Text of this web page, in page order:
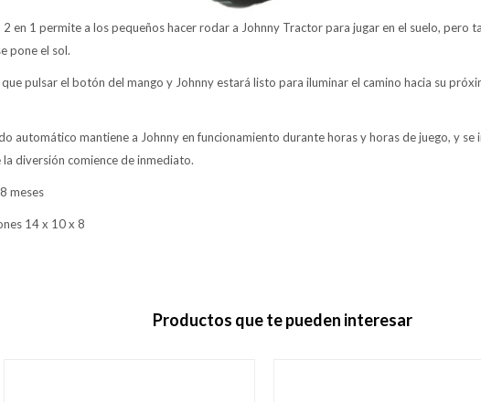
2 en 1 permite a los pequeños hacer rodar a Johnny Tractor para jugar en el suelo, pero
pone el sol.
pulsar el botón del mango y Johnny estará listo para iluminar el camino hacia su
automático mantiene a Johnny en funcionamiento durante horas y horas de juego, y se
la diversión comience de inmediato.
meses
14 x 10 x 8
Productos que te pueden interesar